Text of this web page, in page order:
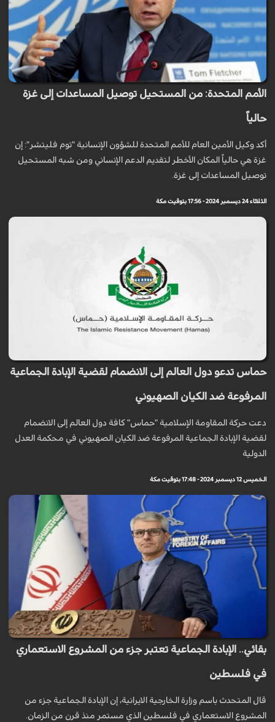
الأمم المتحدة: من المستحيل توصيل المساعدات إلى غزة
حالياً
أكد وكيل الأمين العام للأمم المتحدة للشؤون الإنسانية "توم فليتشر": إن
غزة هي حالياً المكان الأخطر لتقديم الدعم الإنساني ومن شبه المستحيل
توصيل المساعدات إلى غزة.
الثلاثاء 24 ديسمبر 2024 - 17:56 بتوقيت مكة
حماس تدعو دول العالم إلى الانضمام لقضية الإبادة الجماعية
المرفوعة ضد الكيان الصهيوني
دعت حركة المقاومة الإسلامية "حماس" كافة دول العالم إلى الانضمام
لقضية الإبادة الجماعية المرفوعة ضد الكيان الصهيوني في محكمة العدل
الدولية
الخميس 12 ديسمبر 2024 - 17:48 بتوقيت مكة
بقائي.. الإبادة الجماعية تعتبر جزء من المشروع الاستعماري
في فلسطين
قال المتحدث باسم وزارة الخارجية الايرانية، إن الإبادة الجماعية جزء من
المشروع الاستعماري في فلسطين الذي مستمر منذ قرن من الزمان.